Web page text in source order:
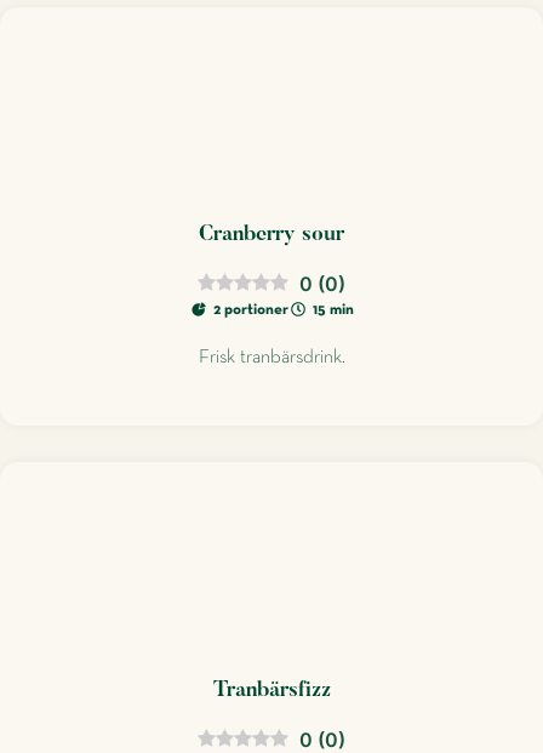
Cranberry sour
0 (0)
2 portioner 15 min
Frisk tranbärsdrink.
Tranbärsfizz
0 (0)